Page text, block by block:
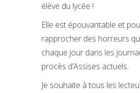
élève du lycée !
Elle est épouvantable et
rapprocher des horreurs
chaque jour dans les
procès d’Assises actuels.
Je souhaite à tous les